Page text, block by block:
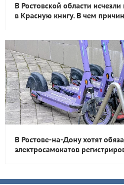
В Ростовской области
в Красную книгу. В чем
В Ростове-на-Дону хотят
электросамокатов